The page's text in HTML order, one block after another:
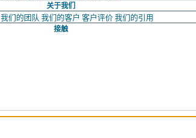
关于我们
我们的团队 我们的客户 客户评价我们的引用
接触